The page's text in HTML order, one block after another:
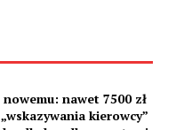
nawet 7500 zł
kierowcy”